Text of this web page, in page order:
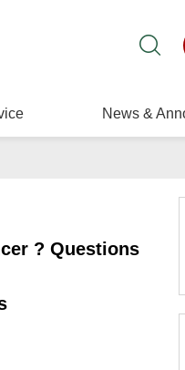
News &
? Questions